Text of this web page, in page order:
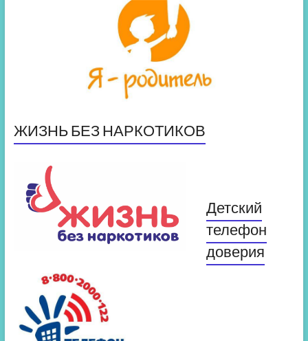
ЖИЗНЬ БЕЗ НАРКОТИКОВ
Детский
телефон
доверия